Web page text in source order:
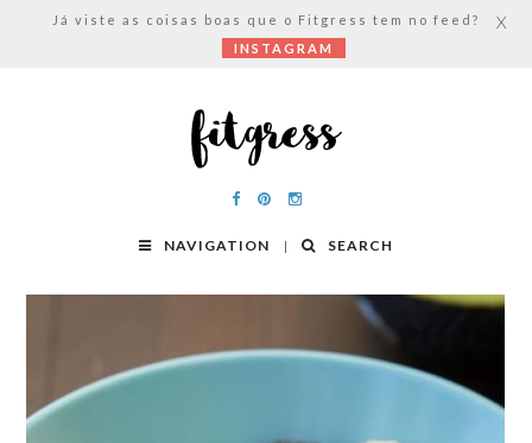
NAVIGATION SEARCH
Já viste as coisas boas que o Fitgress tem no feed?
INSTAGRAM
X